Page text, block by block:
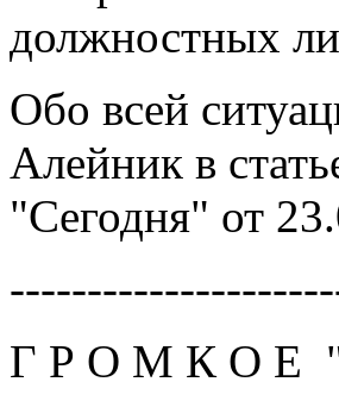
должностных
Обо всей
Aлейник в
"Сегодня" от
Г Р О М К О E